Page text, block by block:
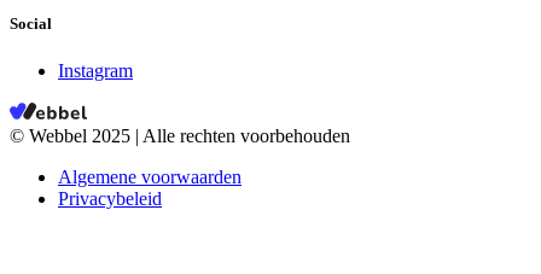
Social
Instagram
© Webbel 2025 | Alle rechten voorbehouden
Algemene voorwaarden
Privacybeleid